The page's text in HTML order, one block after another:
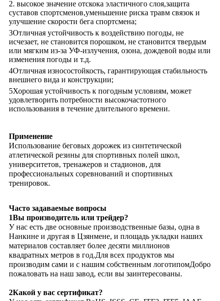
2. высокое значение отскока эластичного слоя,защита
суставов спортсменов,уменьшение риска травм связок и
улучшение скорости бега спортсмена;
3Отличная устойчивость к воздействию погоды, не
исчезает, не становится порошком, не становится твердым
или мягким из-за УФ-излучения, озона, дождевой воды или
изменения погоды и т.д.
4Отличная износостойкость, гарантирующая стабильность
внешнего вида и конструкции;
5Хорошая устойчивость к погодным условиям, может
удовлетворить потребности высокочастотного
использования в течение длительного времени.
Применение
Использование беговых дорожек из синтетической
атлетической резины для спортивных полей школ,
университетов, тренажеров и стадионов, для
профессиональных соревнований и спортивных
тренировок.
Часто задаваемые вопросы
1Вы производитель или трейдер?
У нас есть две основные производственные базы, одна в
Нанкине и другая в Цзянмене, и площадь укладки наших
материалов составляет более десяти миллионов
квадратных метров в год.Для всех продуктов мы
производим сами и с нашим собственным логотипомДобро
пожаловать на наш завод, если вы заинтересованы.
2Какой у вас сертификат?